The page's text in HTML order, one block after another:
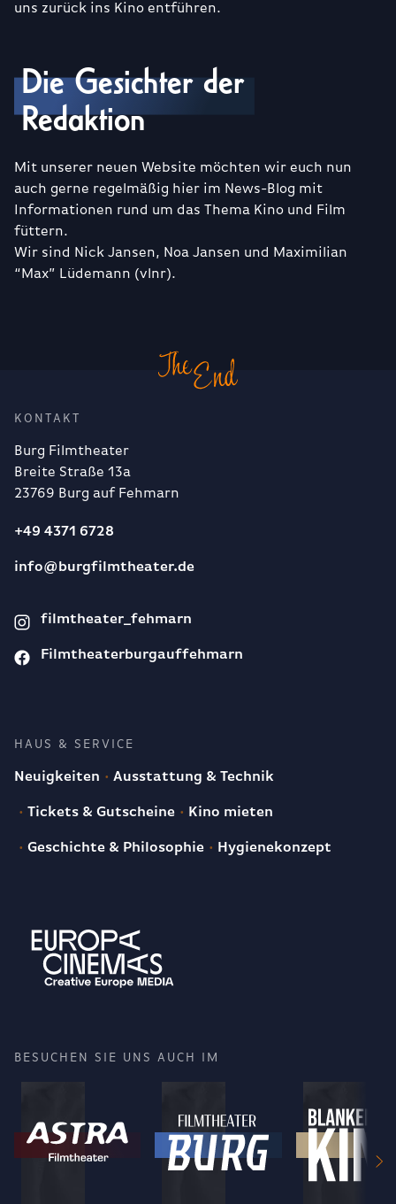
uns zurück ins Kino entführen.
Die Gesichter der
Redaktion
Mit unserer neuen Website möchten wir euch nun
auch gerne regelmäßig hier im News-Blog mit
Informationen rund um das Thema Kino und Film
füttern.
Wir sind Nick Jansen, Noa Jansen und Maximilian
“Max” Lüdemann (vlnr).
KONTAKT
Burg Filmtheater
Breite Straße 13a
23769 Burg auf Fehmarn
+49 4371 6728
info@burgfilmtheater.de
filmtheater_fehmarn
Filmtheaterburgauffehmarn
HAUS & SERVICE
Neuigkeiten Ausstattung & Technik
Tickets & Gutscheine Kino mieten
Geschichte & Philosophie Hygienekonzept
BESUCHEN SIE UNS AUCH IM